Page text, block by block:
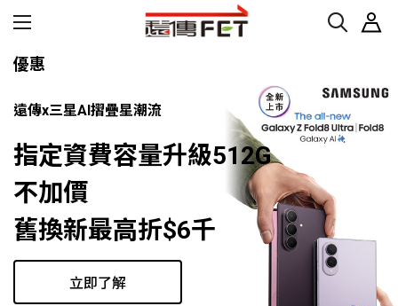
優惠
遠傳x三星AI摺疊星潮流
指定資費容量升級512G
不加價
舊換新最高折$6千
立即了解